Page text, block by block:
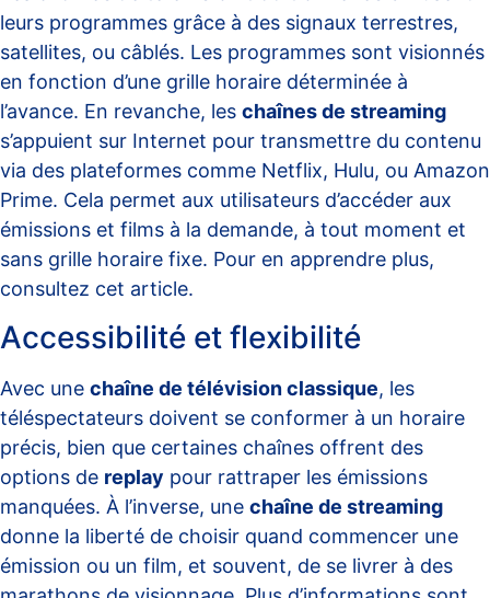
leurs programmes grâce à des signaux terrestres,
satellites, ou câblés. Les programmes sont visionnés
en fonction d’une grille horaire déterminée à
l’avance. En revanche, les chaînes de streaming
s’appuient sur Internet pour transmettre du contenu
via des plateformes comme Netflix, Hulu, ou Amazon
Prime. Cela permet aux utilisateurs d’accéder aux
émissions et films à la demande, à tout moment et
sans grille horaire fixe. Pour en apprendre plus,
consultez cet article.
Accessibilité et flexibilité
Avec une chaîne de télévision classique, les
téléspectateurs doivent se conformer à un horaire
précis, bien que certaines chaînes offrent des
options de replay pour rattraper les émissions
manquées. À l’inverse, une chaîne de streaming
donne la liberté de choisir quand commencer une
émission ou un film, et souvent, de se livrer à des